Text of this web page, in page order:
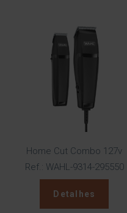
Home Cut Combo 127v
Ref.: WAHL-9314-295550
Detalhes